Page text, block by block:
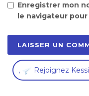
Enregistrer mon
le navigateur
, Rejoignez